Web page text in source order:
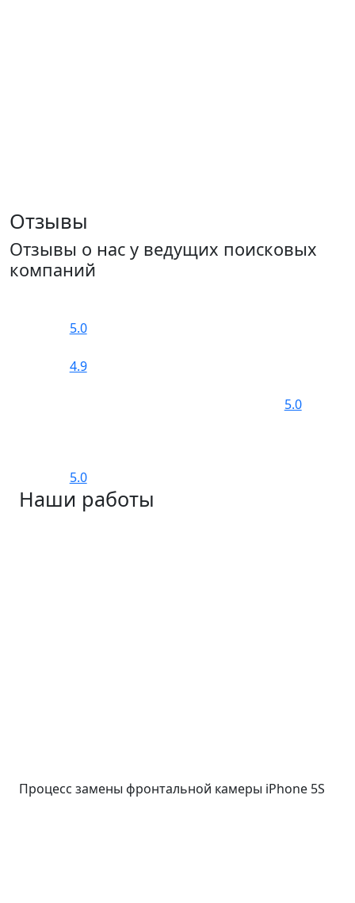
Отзывы
Отзывы о нас у ведущих поисковых
компаний
5.0
4.9
5.0
5.0
Наши работы
Процесс замены фронтальной камеры iPhone 5S